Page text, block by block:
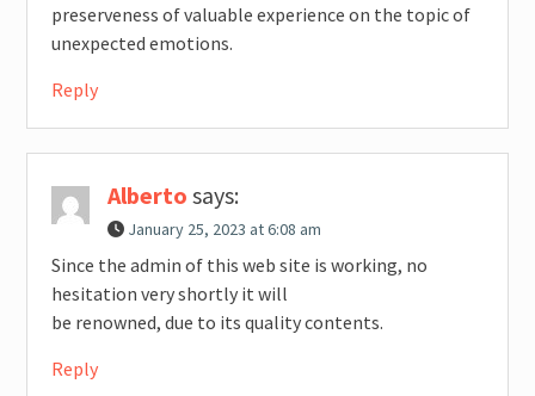
preserveness of valuable experience on the topic of
unexpected emotions.
Reply
Alberto says:
January 25, 2023 at 6:08 am
Since the admin of this web site is working, no
hesitation very shortly it will
be renowned, due to its quality contents.
Reply